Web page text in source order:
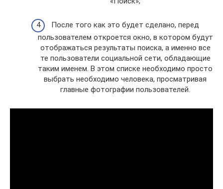
После того как это будет сделано, перед
пользователем откроется окно, в котором будут
отображаться результаты поиска, а именно все
те пользователи социальной сети, обладающие
таким именем. В этом списке необходимо просто
выбрать необходимо человека, просматривая
главные фотографии пользователей.